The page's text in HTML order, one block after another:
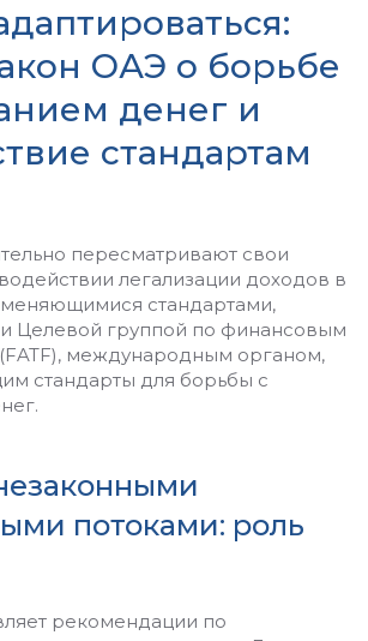
ОАЭ о борьбе
денег и
стандартам
пересматривают свои
легализации доходов в
меняющимися стандартами,
Целевой группой по финансовым
международным органом,
стандарты для борьбы с
потоками: роль
рекомендации по